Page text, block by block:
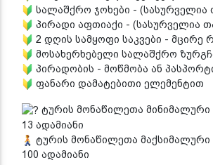
სალაშქრო ჯოხები - (სასურველია
პირადი აფთიაქი - (სასურველია
2 დღის სამყოფი საკვები - მცირე
მოსახერხებელი სალაშქრო
პირადობის - მოწმობა ან
ფანარი დამატებითი ელემენტით
ტურის მონაწილეთა
13 ადამიანი
ტურის მონაწილეთა
100 ადამიანი